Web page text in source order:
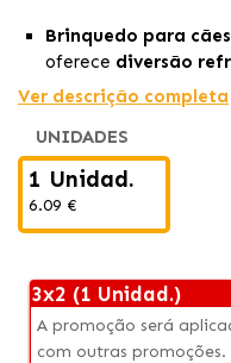
Brinquedo para cães
oferece diversão
verão. Medidas:
gel interior
do
períodos, garantindo
para o seu cão
Ao flutuar na água,
Ver descrição completa
UNIDADES
1 Unidad.
6.09 €
3x2 (1 Unidad.)
A promoção será
com outras promoções.